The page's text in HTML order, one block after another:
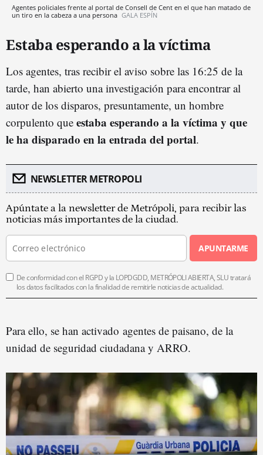
Agentes policiales frente al portal de Consell de Cent en el que han matado de
un tiro en la cabeza a una persona GALA ESPÍN
Estaba esperando a la víctima
Los agentes, tras recibir el aviso sobre las 16:25 de la
tarde, han abierto una investigación para encontrar al
autor de los disparos, presuntamente, un hombre
corpulento que estaba esperando a la víctima y que
le ha disparado en la entrada del portal.
NEWSLETTER METROPOLI
Apúntate a la newsletter de Metrópoli, para recibir las
noticias más importantes de la ciudad.
APUNTARME
De conformidad con el RGPD y la LOPDGDD, METRÓPOLI ABIERTA, SLU tratará
los datos facilitados con la finalidad de remitirle noticias de actualidad.
Para ello, se han activado agentes de paisano, de la
unidad de seguridad ciudadana y ARRO.